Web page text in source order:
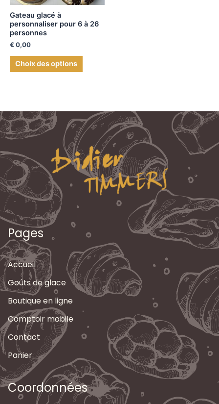
Gateau glacé à
personnaliser pour 6 à 26
personnes
€ 0,00
Choix des options
Pages
Accueil
Goûts de glace
Boutique en ligne
Comptoir mobile
Contact
Panier
Coordonnées